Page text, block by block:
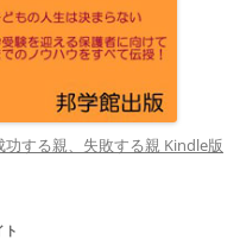
功する親、失敗する親 Kindle版